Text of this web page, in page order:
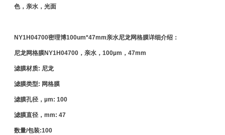
色，亲水，光面
NY1H04700密理博100um*47mm亲水尼龙网格膜详细介绍：
尼龙网格膜NY1H04700，亲水，100µm，47mm
滤膜材质: 尼龙
滤膜类型: 网格膜
滤膜孔径，µm: 100
滤膜直径，mm: 47
数量/包装:100